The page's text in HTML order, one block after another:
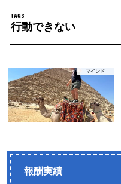
行動できない
マインド
報酬実績